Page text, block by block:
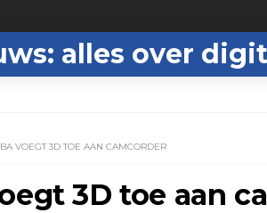
alles over
VOEGT 3D TOE AAN CAMCORDER
3D toe aan